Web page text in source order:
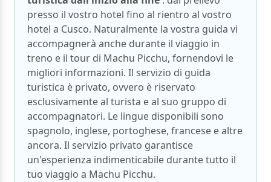
presso il vostro hotel fino al rientro al vostro
hotel a Cusco. Naturalmente la vostra guida vi
accompagnerà anche durante il viaggio in
treno e il tour di Machu Picchu, fornendovi le
migliori informazioni. Il servizio di guida
turistica è privato, ovvero è riservato
esclusivamente al turista e al suo gruppo di
accompagnatori. Le lingue disponibili sono
spagnolo, inglese, portoghese, francese e altre
ancora. Il servizio privato garantisce
un'esperienza indimenticabile durante tutto il
tuo viaggio a Machu Picchu.